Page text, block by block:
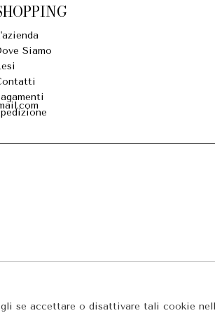
Siamo
se accettare o disattivare tali cookie